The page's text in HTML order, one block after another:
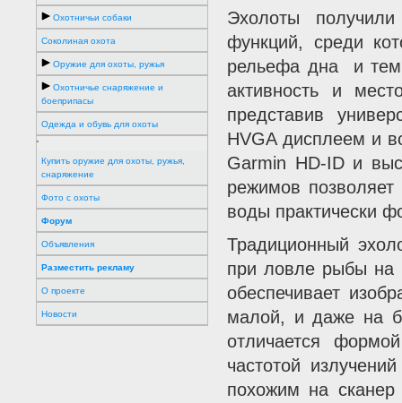
Охотничьи собаки
Соколиная охота
Оружие для охоты, ружья
Охотничье снаряжение и
боеприпасы
Одежда и обувь для охоты
'
Купить оружие для охоты, ружья,
снаряжение
Фото с охоты
Форум
Объявления
Разместить рекламу
О проекте
Новости
Эхолоты
функций, среди
рельефа дна и
активность и
представив
HVGA дисплеем и
Garmin HD-ID и
режимов
воды практически
Традиционный
при ловле рыбы на
обеспечивает
малой, и даже на
отличается
частотой
похожим на сканер